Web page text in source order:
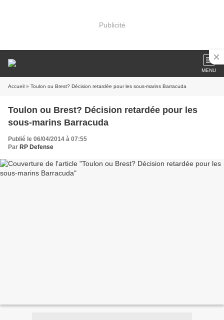
Publicité
MENU
Accueil » Toulon ou Brest? Décision retardée pour les sous-marins Barracuda
Toulon ou Brest? Décision retardée pour les
sous-marins Barracuda
Publié le 06/04/2014 à 07:55
Par RP Defense